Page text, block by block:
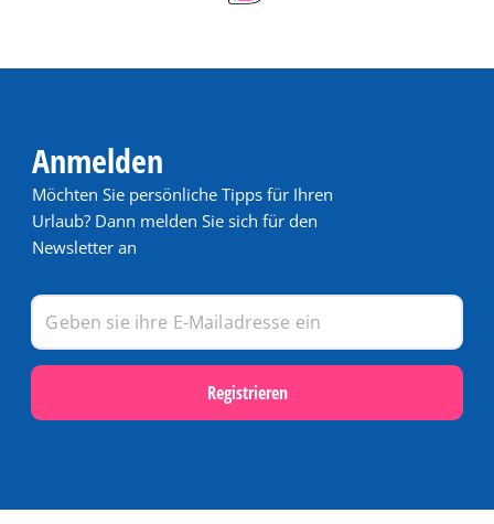
Anmelden
Möchten Sie persönliche Tipps für Ihren
Urlaub? Dann melden Sie sich für den
Newsletter an
Registrieren